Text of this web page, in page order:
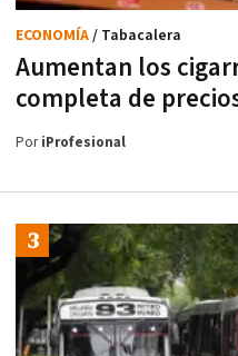
Aumentan los
completa de
ECONOMÍA/ Tabacalera
PoriProfesional